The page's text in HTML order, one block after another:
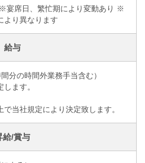
宴席日、繁忙期により変動あり ※
より異なります
給与
分の時間外業務手当含む）
ます。
当社規定により決定致します。
給/賞与